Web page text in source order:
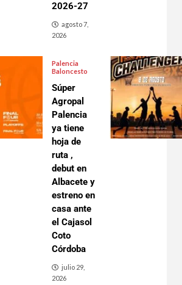
2026-27
agosto 7,
2026
Palencia
Baloncesto
Súper
Agropal
Palencia
ya tiene
hoja de
ruta ,
debut en
Albacete y
estreno en
casa ante
el Cajasol
Coto
Córdoba
julio 29,
2026